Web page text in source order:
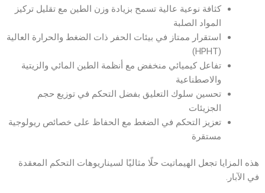
كثافة نوعية عالية تسمح بزيادة وزن الطين مع تقليل تركيز
المواد الصلبة
استقرار ممتاز في بيئات الحفر ذات الضغط والحرارة العالية
(HPHT)
تفاعل كيميائي منخفض مع أنظمة الطين المائي والزيتية
والاصطناعية
تحسين سلوك التعليق بفضل التحكم في توزيع حجم
الجزيئات
تعزيز التحكم في الضغط مع الحفاظ على خصائص ريولوجية
مستقرة
هذه المزايا تجعل الهيماتيت حلًا مثاليًا لسيناريوهات التحكم المعقدة
في الآبار.